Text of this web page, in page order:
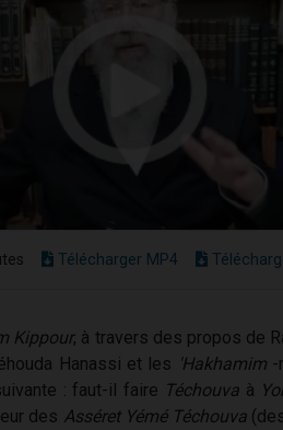
Télécharger MP4
Kippour, à travers des propos de
Hanassi et les 'Hakhamim-
: faut-il faire Téchouva à
des Asséret Yémé Téchouva